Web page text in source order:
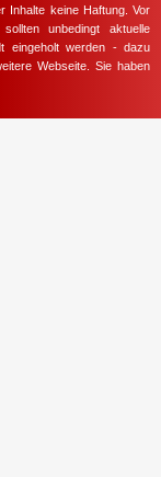
Inhalte keine Haftung. Vor
unbedingt aktuelle
eingeholt werden - dazu
Webseite. Sie haben